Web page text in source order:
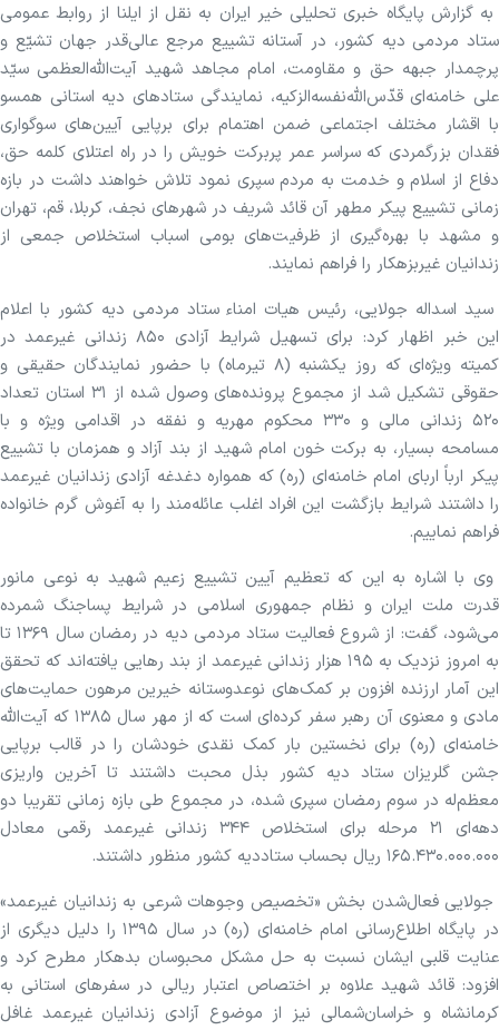
به گزارش پایگاه خبری تحلیلی خیر ایران به نقل از ایلنا از روابط عمومی
ستاد مردمی دیه کشور، در آستانه تشییع مرجع عالی‌قدر جهان تشیّع و
پرچمدار جبهه حق و مقاومت، امام مجاهد شهید آیت‌الله‌العظمی سیّد
علی خامنه‌ای قدّس‌الله‌نفسه‌الزکیه، نمایندگی ستاد‌های دیه استانی همسو
با اقشار مختلف اجتماعی ضمن اهتمام برای برپایی آیین‌های سوگواری
فقدان بزرگمردی که سراسر عمر پربرکت خویش را در راه اعتلای کلمه حق،
دفاع از اسلام و خدمت به مردم سپری نمود تلاش خواهند داشت در بازه
زمانی تشییع پیکر مطهر آن قائد شریف در شهر‌های نجف، کربلا، قم، تهران
و مشهد با بهره‌گیری از ظرفیت‌های بومی اسباب استخلاص جمعی از
زندانیان غیربزهکار را فراهم نمایند.
سید اسداله جولایی، رئیس هیات امناء ستاد مردمی دیه کشور با اعلام
این خبر اظهار کرد: برای تسهیل شرایط آزادی ۸۵۰ زندانی غیرعمد در
کمیته ویژه‌ای که روز یکشنبه (۸ تیرماه) با حضور نمایندگان حقیقی و
حقوقی تشکیل شد از مجموع پرونده‌های وصول شده از ۳۱ استان تعداد
۵۲۰ زندانی مالی و ۳۳۰ محکوم مهریه و نفقه در اقدامی ویژه و با
مسامحه بسیار، به برکت خون امام شهید از بند آزاد و همزمان با تشییع
پیکر ارباً اربای امام خامنه‌ای (ره) که همواره دغدغه آزادی زندانیان غیرعمد
را داشتند شرایط بازگشت این افراد اغلب عائله‌مند را به آغوش گرم خانواده
فراهم نماییم.
وی با اشاره به این که تعظیم آیین تشییع زعیم شهید به نوعی مانور
قدرت ملت ایران و نظام جمهوری اسلامی در شرایط پساجنگ شمرده
می‌شود، گفت: از شروع فعالیت ستاد مردمی دیه در رمضان سال ۱۳۶۹ تا
به امروز نزدیک به ۱۹۵ هزار زندانی غیرعمد از بند رهایی یافته‌اند که تحقق
این آمار ارزنده افزون بر کمک‌های نوعدوستانه خیرین مرهون حمایت‌های
مادی و معنوی آن رهبر سفر کرده‌ای است که از مهر سال ۱۳۸۵ که آیت‌الله
خامنه‌ای (ره) برای نخستین بار کمک نقدی خودشان را در قالب برپایی
جشن گلریزان ستاد دیه کشور بذل محبت داشتند تا آخرین واریزی
معظم‌له در سوم رمضان سپری شده، در مجموع طی بازه زمانی تقریبا دو
دهه‌ای ۲۱ مرحله برای استخلاص ۳۴۴ زندانی غیرعمد رقمی معادل
۱۶۵.۴۳۰.۰۰۰.۰۰۰ ریال بحساب ستاددیه کشور منظور داشتند.
جولایی فعال‌شدن بخش «تخصیص وجوهات شرعی به زندانیان غیرعمد»
در پایگاه اطلاع‌رسانی امام خامنه‌ای (ره) در سال ۱۳۹۵ را دلیل دیگری از
عنایت قلبی ایشان نسبت به حل مشکل محبوسان بدهکار مطرح کرد و
افزود: قائد شهید علاوه بر اختصاص اعتبار ریالی در سفر‌های استانی به
کرمانشاه و خراسان‌شمالی نیز از موضوع آزادی زندانیان غیرعمد غافل